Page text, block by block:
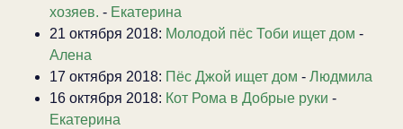
хозяев. - Екатерина
21 октября 2018: Молодой пёс Тоби ищет дом -
Алена
17 октября 2018: Пёс Джой ищет дом - Людмила
16 октября 2018: Кот Рома в Добрые руки -
Екатерина